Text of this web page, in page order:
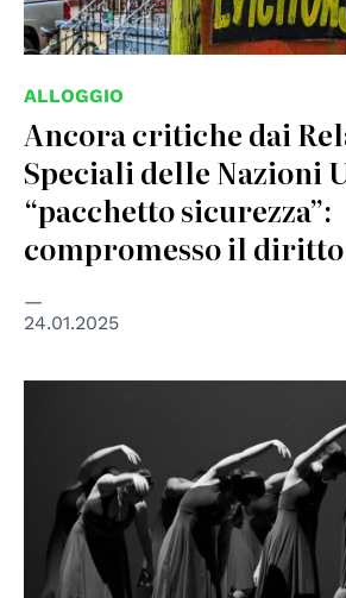
ALLOGGIO
Ancora critiche dai
Speciali delle Nazioni
“pacchetto sicurezza”:
compromesso il diritto
24.01.2025